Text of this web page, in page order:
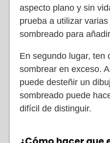
aspecto plano y sin
prueba a utilizar
sombreado para
En segundo lugar, ten
sombrear en exceso.
puede desteñir un
sombreado puede
difícil de distinguir.